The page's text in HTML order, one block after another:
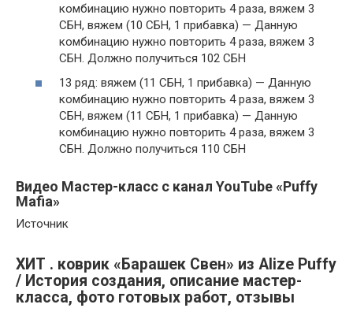
комбинацию нужно повторить 4 раза, вяжем 3
СБН, вяжем (10 СБН, 1 прибавка) — Данную
комбинацию нужно повторить 4 раза, вяжем 3
СБН. Должно получиться 102 СБН
13 ряд: вяжем (11 СБН, 1 прибавка) — Данную
комбинацию нужно повторить 4 раза, вяжем 3
СБН, вяжем (11 СБН, 1 прибавка) — Данную
комбинацию нужно повторить 4 раза, вяжем 3
СБН. Должно получиться 110 СБН
Видео Мастер-класс с канал YouTube «Puffy
Mafia»
Источник
ХИТ . коврик «Барашек Свен» из Alize Puffy
/ История создания, описание мастер-
класса, фото готовых работ, отзывы